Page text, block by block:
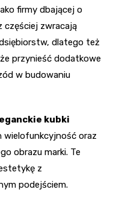
firmy dbającej o
częściej zwracają
dlatego też
przynieść dodatkowe
w budowaniu
kubki
wielofunkcyjność oraz
obrazu marki. Te
z
podejściem.